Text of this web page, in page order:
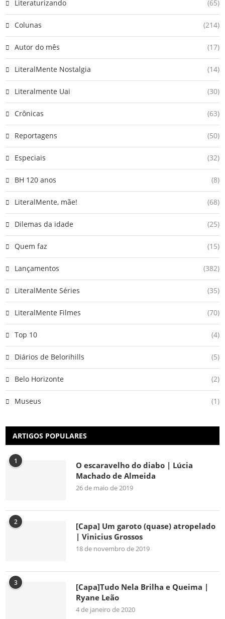
Literaturizando (65)
Colunas (214)
Autor do mês (17)
LiteralMente Nostalgia (14)
Literalmente Uai (30)
Crônicas (63)
Reportagens (50)
Especiais (32)
BH 120 anos (8)
LiteralMente, mãe! (68)
Dilemas da idade (25)
Quem faz (15)
Lançamentos (382)
LiteralMente Séries (35)
LiteralMente Filmes (70)
Top 10 (4)
Diários de Belorihills (5)
Belo Horizonte (2)
Museus (1)
ARTIGOS POPULARES
1
O escaravelho do diabo | Lúcia
Machado de Almeida
26 de maio de 2019
2
[Capa] Um garoto (quase) atropelado
| Vinicius Grossos
18 de novembro de 2019
3
[Capa]Tudo Nela Brilha e Queima |
Ryane Leão
4 de janeiro de 2020